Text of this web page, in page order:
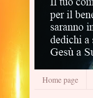
Home page